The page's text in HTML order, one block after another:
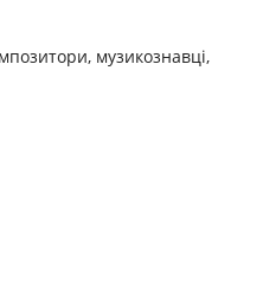
музикознавці,